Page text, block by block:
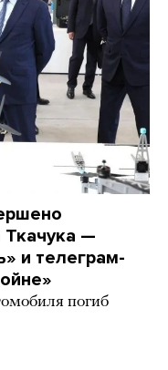
—
и телеграм-
погиб